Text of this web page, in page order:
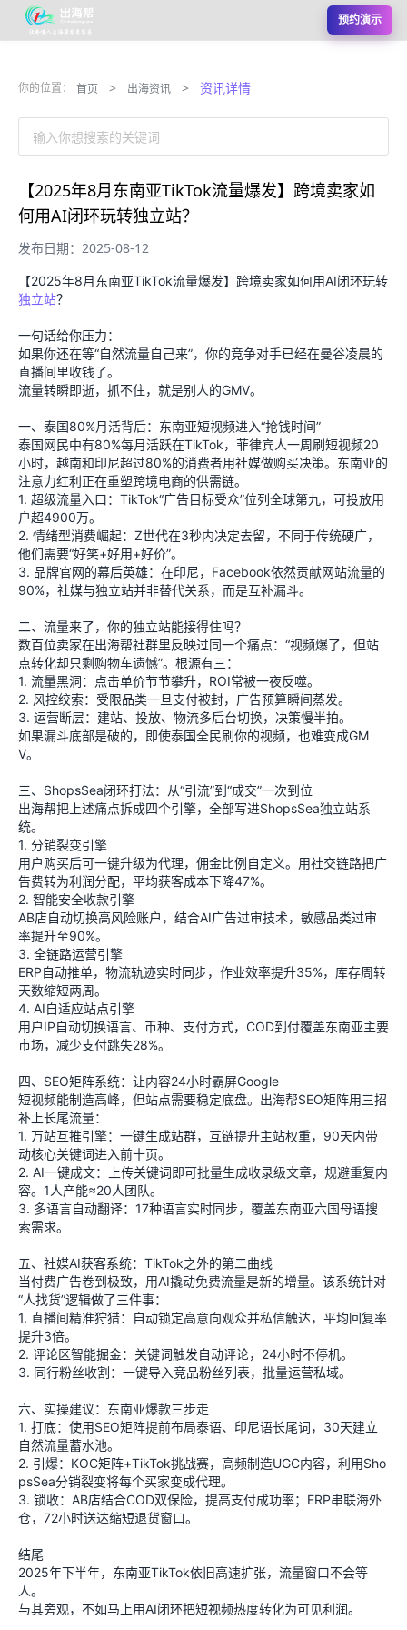
预约演示
你的位置： 首页 > 出海资讯 > 资讯详情
输入你想搜索的关键词
【2025年8月东南亚TikTok流量爆发】跨境卖家如
何用AI闭环玩转独立站？
发布日期：2025-08-12
【2025年8月东南亚TikTok流量爆发】跨境卖家如何用AI闭环玩转
独立站？
一句话给你压力：
如果你还在等“自然流量自己来”，你的竞争对手已经在曼谷凌晨的
直播间里收钱了。
流量转瞬即逝，抓不住，就是别人的GMV。
一、泰国80%月活背后：东南亚短视频进入“抢钱时间”
泰国网民中有80%每月活跃在TikTok，菲律宾人一周刷短视频20
小时，越南和印尼超过80%的消费者用社媒做购买决策。东南亚的
注意力红利正在重塑跨境电商的供需链。
1. 超级流量入口：TikTok“广告目标受众”位列全球第九，可投放用
户超4900万。
2. 情绪型消费崛起：Z世代在3秒内决定去留，不同于传统硬广，
他们需要“好笑+好用+好价”。
3. 品牌官网的幕后英雄：在印尼，Facebook依然贡献网站流量的
90%，社媒与独立站并非替代关系，而是互补漏斗。
二、流量来了，你的独立站能接得住吗？
数百位卖家在出海帮社群里反映过同一个痛点：“视频爆了，但站
点转化却只剩购物车遗憾”。根源有三：
1. 流量黑洞：点击单价节节攀升，ROI常被一夜反噬。
2. 风控绞索：受限品类一旦支付被封，广告预算瞬间蒸发。
3. 运营断层：建站、投放、物流多后台切换，决策慢半拍。
如果漏斗底部是破的，即使泰国全民刷你的视频，也难变成GM
V。
三、ShopsSea闭环打法：从“引流”到“成交”一次到位
出海帮把上述痛点拆成四个引擎，全部写进ShopsSea独立站系
统。
1. 分销裂变引擎
用户购买后可一键升级为代理，佣金比例自定义。用社交链路把广
告费转为利润分配，平均获客成本下降47%。
2. 智能安全收款引擎
AB店自动切换高风险账户，结合AI广告过审技术，敏感品类过审
率提升至90%。
3. 全链路运营引擎
ERP自动推单，物流轨迹实时同步，作业效率提升35%，库存周转
天数缩短两周。
4. AI自适应站点引擎
用户IP自动切换语言、币种、支付方式，COD到付覆盖东南亚主要
市场，减少支付跳失28%。
四、SEO矩阵系统：让内容24小时霸屏Google
短视频能制造高峰，但站点需要稳定底盘。出海帮SEO矩阵用三招
补上长尾流量：
1. 万站互推引擎：一键生成站群，互链提升主站权重，90天内带
动核心关键词进入前十页。
2. AI一键成文：上传关键词即可批量生成收录级文章，规避重复内
容。1人产能≈20人团队。
3. 多语言自动翻译：17种语言实时同步，覆盖东南亚六国母语搜
索需求。
五、社媒AI获客系统：TikTok之外的第二曲线
当付费广告卷到极致，用AI撬动免费流量是新的增量。该系统针对
“人找货”逻辑做了三件事：
1. 直播间精准狩猎：自动锁定高意向观众并私信触达，平均回复率
提升3倍。
2. 评论区智能掘金：关键词触发自动评论，24小时不停机。
3. 同行粉丝收割：一键导入竞品粉丝列表，批量运营私域。
六、实操建议：东南亚爆款三步走
1. 打底：使用SEO矩阵提前布局泰语、印尼语长尾词，30天建立
自然流量蓄水池。
2. 引爆：KOC矩阵+TikTok挑战赛，高频制造UGC内容，利用Sho
psSea分销裂变将每个买家变成代理。
3. 锁收：AB店结合COD双保险，提高支付成功率；ERP串联海外
仓，72小时送达缩短退货窗口。
结尾
2025年下半年，东南亚TikTok依旧高速扩张，流量窗口不会等
人。
与其旁观，不如马上用AI闭环把短视频热度转化为可见利润。